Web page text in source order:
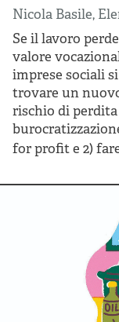
Nicola Basile,
Se il lavoro
valore
imprese sociali
trovare un
rischio di
for profit e 2)